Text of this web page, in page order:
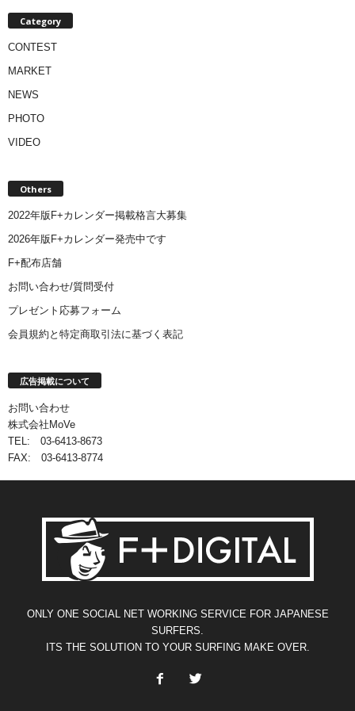
Category
CONTEST
MARKET
NEWS
PHOTO
VIDEO
Others
2022年版F+カレンダー掲載格言大募集
2026年版F+カレンダー発売中です
F+配布店舗
お問い合わせ/質問受付
プレゼント応募フォーム
会員規約と特定商取引法に基づく表記
広告掲載について
お問い合わせ
株式会社MoVe
TEL: 03-6413-8673
FAX: 03-6413-8774
ONLY ONE SOCIAL NET WORKING SERVICE FOR JAPANESE
SURFERS.
ITS THE SOLUTION TO YOUR SURFING MAKE OVER.